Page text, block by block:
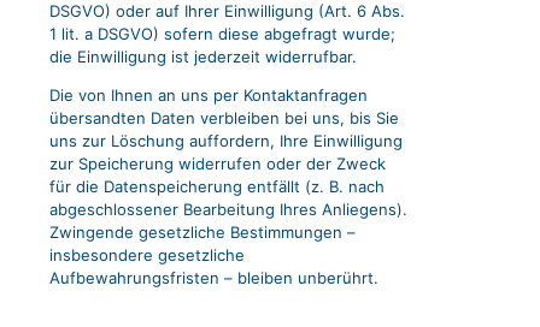
DSGVO) oder auf Ihrer Einwilligung (Art. 6 Abs.
1 lit. a DSGVO) sofern diese abgefragt wurde;
die Einwilligung ist jederzeit widerrufbar.
Die von Ihnen an uns per Kontaktanfragen
übersandten Daten verbleiben bei uns, bis Sie
uns zur Löschung auffordern, Ihre Einwilligung
zur Speicherung widerrufen oder der Zweck
für die Datenspeicherung entfällt (z. B. nach
abgeschlossener Bearbeitung Ihres Anliegens).
Zwingende gesetzliche Bestimmungen –
insbesondere gesetzliche
Aufbewahrungsfristen – bleiben unberührt.